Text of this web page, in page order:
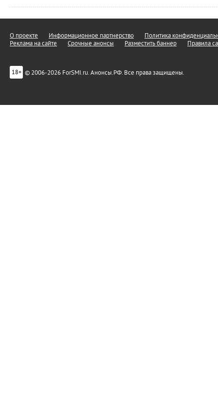
О проекте Информационное партнерство
Политика
Реклама на сайте
Срочные анонсы Разместить баннер Правила
18+ © 2006-2026 ForSMI.ru. Анонсы.РФ. Все права защищены.